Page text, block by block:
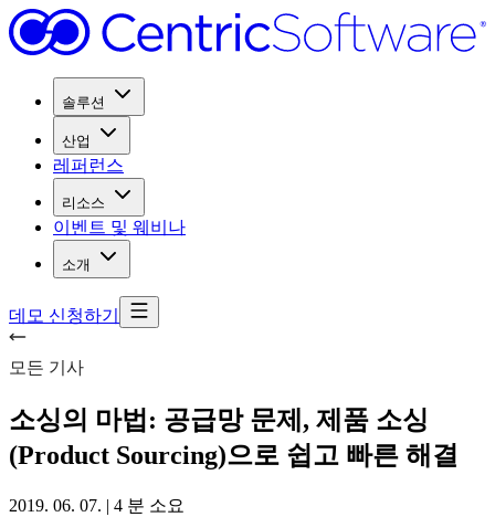
솔루션
산업
레퍼런스
리소스
이벤트 및 웨비나
소개
데모 신청하기
모든 기사
소싱의 마법: 공급망 문제, 제품 소싱
(Product Sourcing)으로 쉽고 빠른 해결
2019. 06. 07. | 4 분 소요